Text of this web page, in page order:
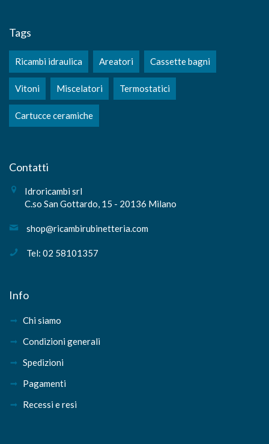
Tags
Ricambi idraulica Areatori Cassette bagni
Vitoni Miscelatori Termostatici
Cartucce ceramiche
Contatti
Idroricambi srl
C.so San Gottardo, 15 - 20136 Milano
shop@ricambirubinetteria.com
Tel: 02 58101357
Info
Chi siamo
Condizioni generali
Spedizioni
Pagamenti
Recessi e resi